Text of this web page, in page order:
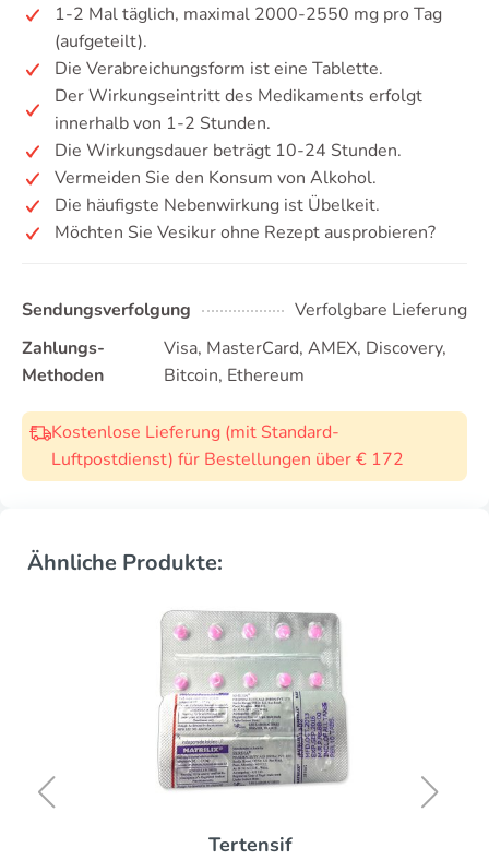
1-2 Mal täglich, maximal 2000-2550 mg pro Tag
(aufgeteilt).
Die Verabreichungsform ist eine Tablette.
Der Wirkungseintritt des Medikaments erfolgt
innerhalb von 1-2 Stunden.
Die Wirkungsdauer beträgt 10-24 Stunden.
Vermeiden Sie den Konsum von Alkohol.
Die häufigste Nebenwirkung ist Übelkeit.
Möchten Sie Vesikur ohne Rezept ausprobieren?
Sendungsverfolgung
Verfolgbare Lieferung
Zahlungs-
Methoden
Visa, MasterCard, AMEX, Discovery,
Bitcoin, Ethereum
Kostenlose Lieferung (mit Standard-
Luftpostdienst) für Bestellungen über € 172
Ähnliche Produkte:
Tertensif